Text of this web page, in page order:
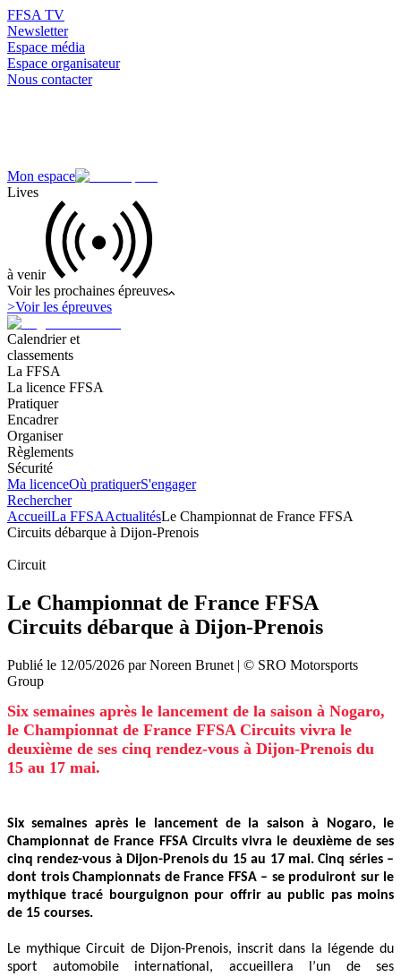
FFSA TV
Newsletter
Espace média
Espace organisateur
Nous contacter
Mon espace
Lives
à venir
Voir les prochaines épreuves
>Voir les épreuves
Calendrier et
classements
La FFSA
La licence FFSA
Pratiquer
Encadrer
Organiser
Règlements
Sécurité
Ma licenceOù pratiquerS'engager
Rechercher
AccueilLa FFSAActualitésLe Championnat de France FFSA
Circuits débarque à Dijon-Prenois
Circuit
Le Championnat de France FFSA
Circuits débarque à Dijon-Prenois
Publié le 12/05/2026 parNoreen Brunet | © SRO Motorsports
Group
Six semaines après le lancement de la saison à Nogaro,
le Championnat de France FFSA Circuits vivra le
deuxième de ses cinq rendez-vous à Dijon-Prenois du
15 au 17 mai.
Six semaines après le lancement de la saison à Nogaro, le
Championnat de France FFSA Circuits vivra le deuxième de ses
cinq rendez-vous à Dijon-Prenois du 15 au 17 mai. Cinq séries –
dont trois Championnats de France FFSA – se produiront sur le
mythique tracé bourguignon pour offrir au public pas moins
de 15 courses.
Le mythique Circuit de Dijon-Prenois, inscrit dans la légende du
sport automobile international, accueillera l’un de ses